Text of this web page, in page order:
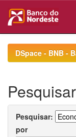
navigationDSpace - BNB -
Pesquisar
Pesquisar:
por